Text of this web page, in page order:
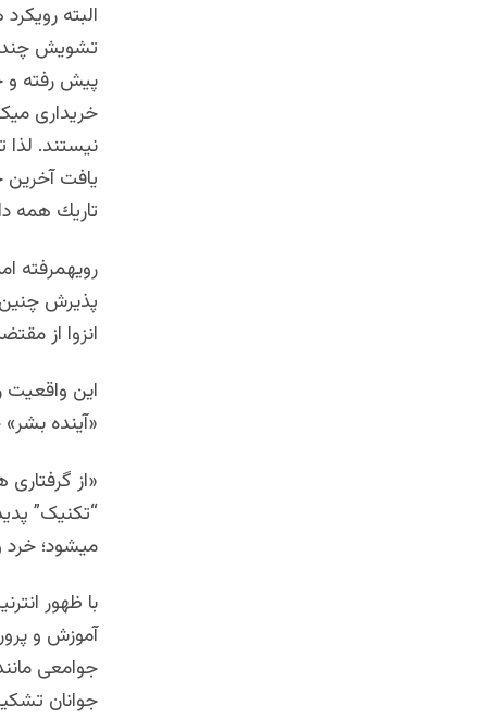
البته
تشويش
پیش رفته و
خریداری
نیستند. لذا
یافت
تاريك همه
رویهمرفته
پذیرش
انزوا از
این واقعیت
«آینده
«از
“تکنیک”
میشود؛ خرد
با ظهور
آموزش و
جوانان